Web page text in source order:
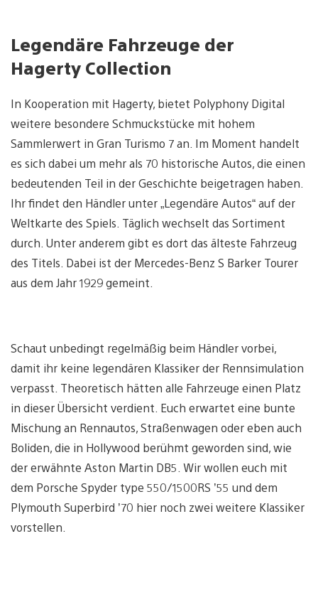
Legendäre Fahrzeuge der
Hagerty Collection
In Kooperation mit Hagerty, bietet Polyphony Digital
weitere besondere Schmuckstücke mit hohem
Sammlerwert in Gran Turismo 7 an. Im Moment handelt
es sich dabei um mehr als 70 historische Autos, die einen
bedeutenden Teil in der Geschichte beigetragen haben.
Ihr findet den Händler unter „Legendäre Autos“ auf der
Weltkarte des Spiels. Täglich wechselt das Sortiment
durch. Unter anderem gibt es dort das älteste Fahrzeug
des Titels. Dabei ist der Mercedes-Benz S Barker Tourer
aus dem Jahr 1929 gemeint.
Schaut unbedingt regelmäßig beim Händler vorbei,
damit ihr keine legendären Klassiker der Rennsimulation
verpasst. Theoretisch hätten alle Fahrzeuge einen Platz
in dieser Übersicht verdient. Euch erwartet eine bunte
Mischung an Rennautos, Straßenwagen oder eben auch
Boliden, die in Hollywood berühmt geworden sind, wie
der erwähnte Aston Martin DB5. Wir wollen euch mit
dem Porsche Spyder type 550/1500RS ’55 und dem
Plymouth Superbird ’70 hier noch zwei weitere Klassiker
vorstellen.